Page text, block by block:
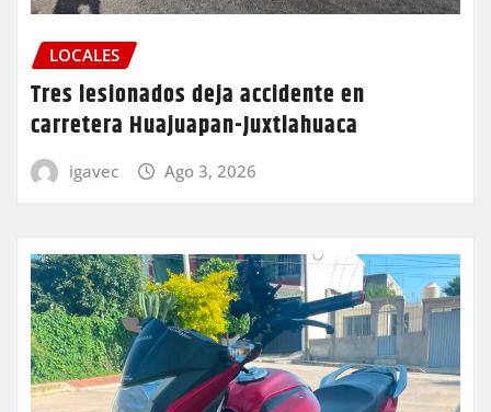
LOCALES
Tres lesionados deja accidente en
carretera Huajuapan-Juxtlahuaca
igavec Ago 3, 2026